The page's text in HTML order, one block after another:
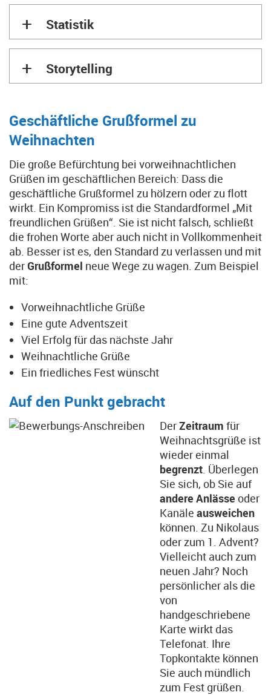
+ Statistik
+ Storytelling
Geschäftliche Grußformel zu
Weihnachten
Die große Befürchtung bei vorweihnachtlichen
Grüßen im geschäftlichen Bereich: Dass die
geschäftliche Grußformel zu hölzern oder zu flott
wirkt. Ein Kompromiss ist die Standardformel „Mit
freundlichen Grüßen“. Sie ist nicht falsch, schließt
die frohen Worte aber auch nicht in Vollkommenheit
ab. Besser ist es, den Standard zu verlassen und mit
derGrußformel neue Wege zu wagen. Zum Beispiel
mit:
Vorweihnachtliche Grüße
Eine gute Adventszeit
Viel Erfolg für das nächste Jahr
Weihnachtliche Grüße
Ein friedliches Fest wünscht
Auf den Punkt gebracht
DerZeitraum für
Weihnachtsgrüße ist
wieder einmal
begrenzt. Überlegen
Sie sich, ob Sie auf
andere Anlässe oder
Kanäle ausweichen
können. Zu Nikolaus
oder zum 1. Advent?
Vielleicht auch zum
neuen Jahr? Noch
persönlicher als die
von
handgeschriebene
Karte wirkt das
Telefonat. Ihre
Topkontakte können
Sie auch mündlich
zum Fest grüßen.